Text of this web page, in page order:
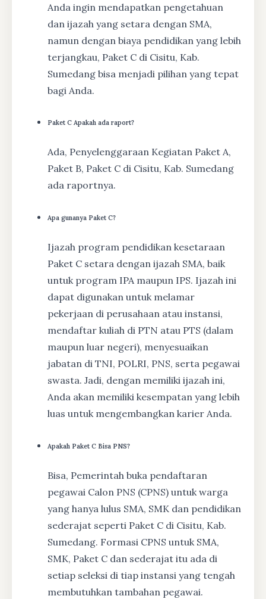
Anda ingin mendapatkan pengetahuan
dan ijazah yang setara dengan SMA,
namun dengan biaya pendidikan yang lebih
terjangkau, Paket C di Cisitu, Kab.
Sumedang bisa menjadi pilihan yang tepat
bagi Anda.
Paket C Apakah ada raport?
Ada, Penyelenggaraan Kegiatan Paket A,
Paket B, Paket C di Cisitu, Kab. Sumedang
ada raportnya.
Apa gunanya Paket C?
Ijazah program pendidikan kesetaraan
Paket C setara dengan ijazah SMA, baik
untuk program IPA maupun IPS. Ijazah ini
dapat digunakan untuk melamar
pekerjaan di perusahaan atau instansi,
mendaftar kuliah di PTN atau PTS (dalam
maupun luar negeri), menyesuaikan
jabatan di TNI, POLRI, PNS, serta pegawai
swasta. Jadi, dengan memiliki ijazah ini,
Anda akan memiliki kesempatan yang lebih
luas untuk mengembangkan karier Anda.
Apakah Paket C Bisa PNS?
Bisa, Pemerintah buka pendaftaran
pegawai Calon PNS (CPNS) untuk warga
yang hanya lulus SMA, SMK dan pendidikan
sederajat seperti Paket C di Cisitu, Kab.
Sumedang. Formasi CPNS untuk SMA,
SMK, Paket C dan sederajat itu ada di
setiap seleksi di tiap instansi yang tengah
membutuhkan tambahan pegawai.